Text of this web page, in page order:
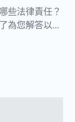
些法律責任？
為您解答以上
鑑定項目、醫